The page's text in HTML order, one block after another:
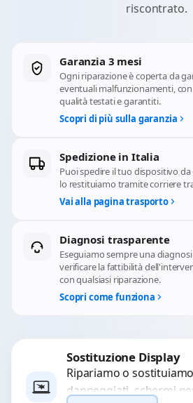
riscontrato.
Garanzia 3 mesi
Ogni riparazione è coperta da
eventuali malfunzionamenti,
qualità testati e garantiti.
Scopri di più sulla garanzia
Spedizione in Italia
Puoi spedire il tuo dispositivo
lo restituiamo tramite corriere
Vai alla pagina trasporto
Diagnosi trasparente
Eseguiamo sempre una
verificare la fattibilità
con qualsiasi riparazione.
Scopri come funziona
Sostituzione Display
Ripariamo o
danneggiati, schermi